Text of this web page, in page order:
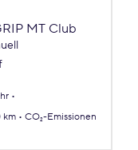
MT Club
km
CO₂-Emissionen